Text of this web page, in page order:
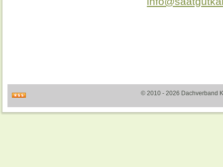
© 2010 - 2026 Dachverband